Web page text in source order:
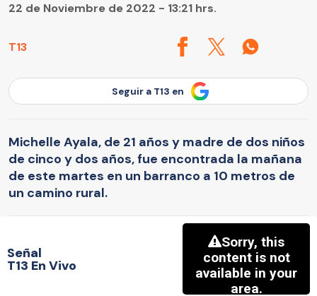
T13
22 de Noviembre de 2022 - 13:21 hrs.
Seguir a T13 en
Michelle Ayala, de 21 años y madre de dos niños
de cinco y dos años, fue encontrada la mañana
de este martes en un barranco a 10 metros de
un camino rural.
Señal
T13 En Vivo